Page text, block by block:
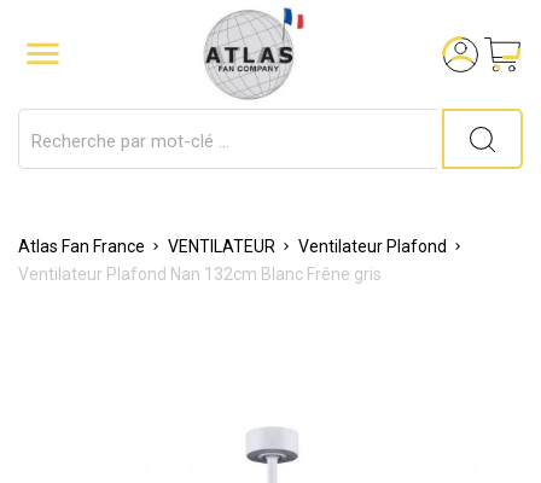

Atlas Fan France VENTILATEUR
Ventilateur Plafond
Ventilateur Plafond Nan 132cm Blanc Frêne gris